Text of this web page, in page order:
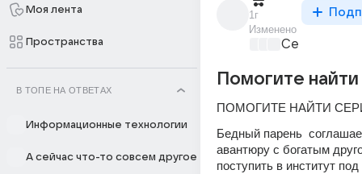
Моя лента
Пространства
В ТОПЕ НА ОТВЕТАХ
Информационные технологии
А сейчас что-то совсем другое
1г
Изменено
Сериалы и
Помогите найти
ПОМОГИТЕ НАЙТИ
Бедный парень
авантюру с богатым
поступить в институт